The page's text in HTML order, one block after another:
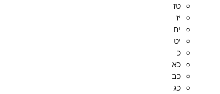
טז
יז
יח
יט
כ
כא
כב
כג